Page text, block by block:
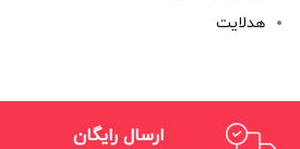
هدلایت
ارسال رایگان